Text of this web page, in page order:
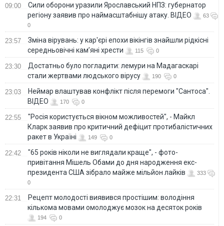
09:00
Сили оборони уразили Ярославський НПЗ: губернатор
регіону заявив про наймасштабнішу атаку. ВІДЕО
63
0
23:57
Зміна вірувань: у кар'єрі епохи вікінгів знайшли рідкісні
середньовічні кам’яні хрести
115 0
23:30
Достатньо було погладити: лемури на Мадагаскарі
стали жертвами людського вірусу
190 0
23:03
Неймар влаштував конфлікт після перемоги "Сантоса".
ВІДЕО
170 0
22:55
"Росія користується вікном можливостей", - Майкл
Кларк заявив про критичний дефіцит протибалістичних
ракет в Україні
149 0
22:42
"65 років ніколи не виглядали краще", - фото-
привітання Мішель Обами до дня народження екс-
президента США зібрало майже мільйон лайків
333
0
22:31
Рецепт молодості виявився простішим: володіння
кількома мовами омолоджує мозок на десяток років
194 0